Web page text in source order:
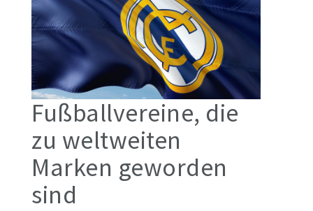
Fußballvereine, die
zu weltweiten
Marken geworden
sind